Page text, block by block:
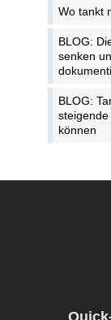
Wo tankt
BLOG:
senken
BLOG:
können